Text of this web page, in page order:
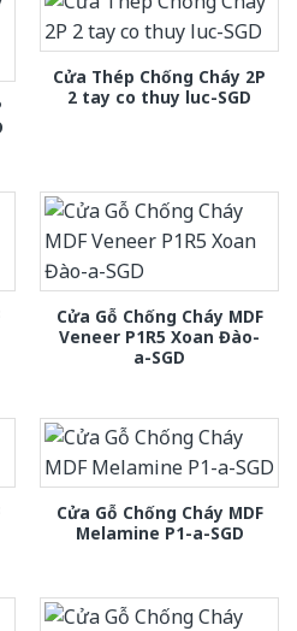
Cửa Thép Chống Cháy 2P
2 tay co thuy luc-SGD
Cửa Gỗ Chống Cháy MDF
Veneer P1R5 Xoan Đào-
a-SGD
Cửa Gỗ Chống Cháy MDF
Melamine P1-a-SGD